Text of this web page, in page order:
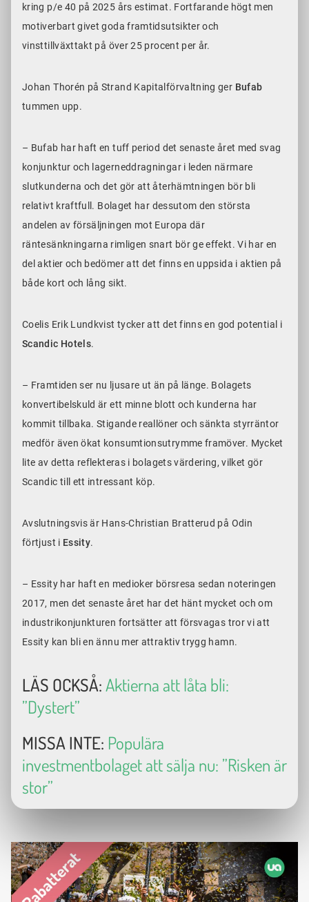
kring p/e 40 på 2025 års estimat. Fortfarande högt men
motiverbart givet goda framtidsutsikter och
vinsttillväxttakt på över 25 procent per år.
Johan Thorén på Strand Kapitalförvaltning ger Bufab
tummen upp.
– Bufab har haft en tuff period det senaste året med svag
konjunktur och lagerneddragningar i leden närmare
slutkunderna och det gör att återhämtningen bör bli
relativt kraftfull. Bolaget har dessutom den största
andelen av försäljningen mot Europa där
räntesänkningarna rimligen snart bör ge effekt. Vi har en
del aktier och bedömer att det finns en uppsida i aktien på
både kort och lång sikt.
Coelis Erik Lundkvist tycker att det finns en god potential i
Scandic Hotels.
– Framtiden ser nu ljusare ut än på länge. Bolagets
konvertibelskuld är ett minne blott och kunderna har
kommit tillbaka. Stigande reallöner och sänkta styrräntor
medför även ökat konsumtionsutrymme framöver. Mycket
lite av detta reflekteras i bolagets värdering, vilket gör
Scandic till ett intressant köp.
Avslutningsvis är Hans-Christian Bratterud på Odin
förtjust i Essity.
– Essity har haft en medioker börsresa sedan noteringen
2017, men det senaste året har det hänt mycket och om
industrikonjunkturen fortsätter att försvagas tror vi att
Essity kan bli en ännu mer attraktiv trygg hamn.
LÄS OCKSÅ:Aktierna att låta bli:
”Dystert”
MISSA INTE: Populära
investmentbolaget att sälja nu: ”Risken är
stor”